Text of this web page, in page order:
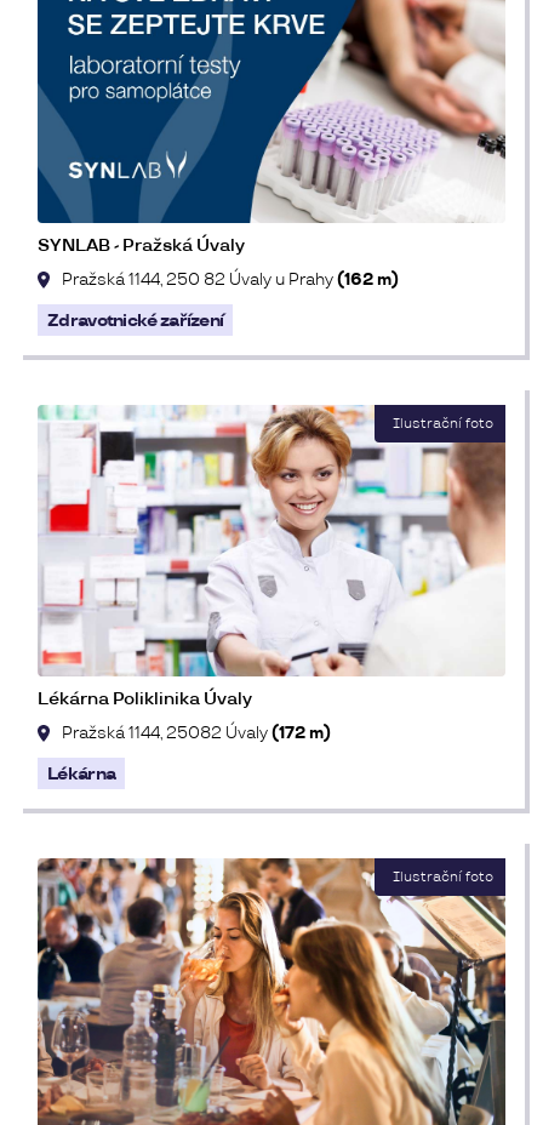
SYNLAB - Pražská Úvaly
Pražská 1144, 250 82 Úvaly u Prahy(162 m)
Zdravotnické zařízení
Lékárna Poliklinika Úvaly
Pražská 1144, 25082 Úvaly(172 m)
Lékárna